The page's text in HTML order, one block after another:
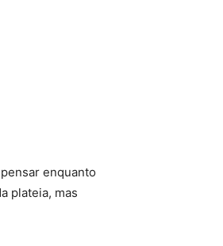
enquanto
plateia, mas